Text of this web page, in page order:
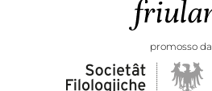
promosso da